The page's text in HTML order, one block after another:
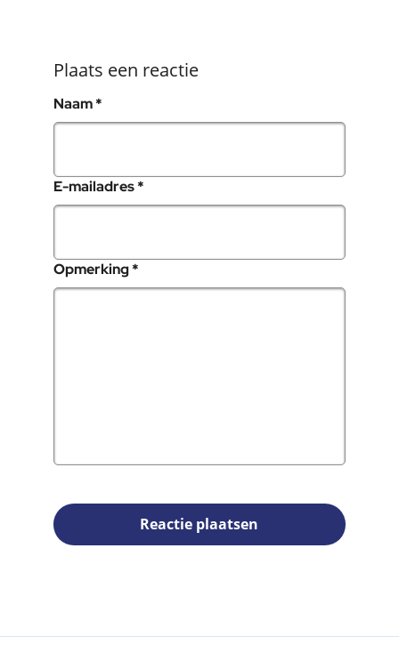
Plaats een reactie
Naam*
E-mailadres*
Opmerking*
Reactie plaatsen